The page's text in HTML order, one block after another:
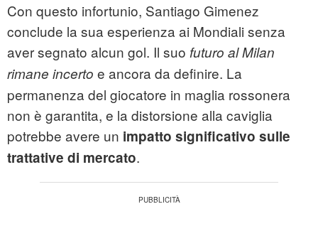
Con questo infortunio, Santiago Gimenez
conclude la sua esperienza ai Mondiali senza
aver segnato alcun gol. Il suo futuro al Milan
rimane incerto e ancora da definire. La
permanenza del giocatore in maglia rossonera
non è garantita, e la distorsione alla caviglia
potrebbe avere un impatto significativo sulle
trattative di mercato.